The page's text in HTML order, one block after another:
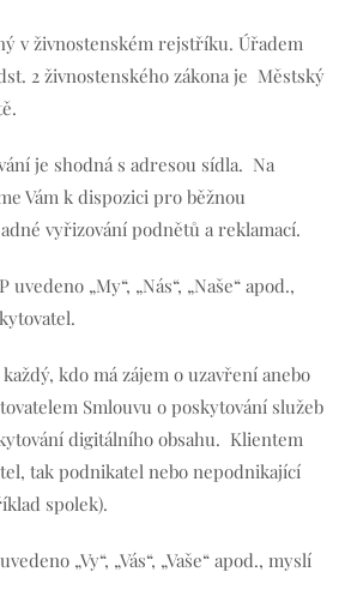
v živnostenském rejstříku. Úřadem
2 živnostenského zákona je Městský
je shodná s adresou sídla. Na
Vám k dispozici pro běžnou
vyřizování podnětů a reklamací.
„My“, „Nás“, „Naše“ apod.,
kdo má zájem o uzavření anebo
Smlouvu o poskytování služeb
digitálního obsahu. Klientem
tak podnikatel nebo nepodnikající
spolek).
„Vy“, „Vás“, „Vaše“ apod., myslí